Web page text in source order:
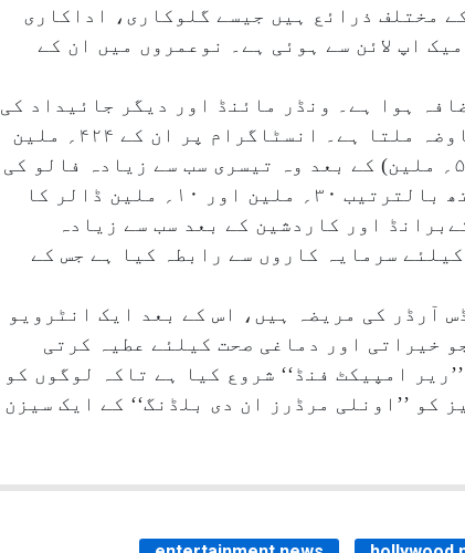
آمدنی کے مختلف ذرائع ہیں جیسے گلوکاری، اداکاری
سب سے زیادہ آمدنی ان کے ۵؍ سال پرانی میک اپ لائن سے ہوئی ہے۔ نوعمروں میں ان کے
ہوا ہے۔ ونڈر مائنڈ اور دیگر جائیداد کی
قیمتیں بھی بڑھی ہیں۔ انہیں سوشل میڈیا پر پوسٹ کرنے کا بھی معاوضہ ملتا ہے۔ انسٹاگرام پر ان کے ۴۲۴؍ ملین
فالوورز ہیں۔ کرسٹیانو رونالڈو (۶۳۸؍ ملین) اور لیونل میسی (۵۰۴؍ ملین) کے بعد وہ تیسری سب سے زیادہ فالو کی
جانے والی شخصیت ہیں۔ انہوں نے حال ہی میں پیو ما اور کوچ کے ساتھ بالترتیب ۳۰؍ ملین اور ۱۰؍ ملین ڈالر کا
اور کاردشین کے بعد سب سے زیادہ
سرمایہ کاروں سے رابطہ کیا ہے جس کے
پولر ڈس آرڈر کی مریضہ ہیں، اس کے بعد ایک انٹرویو
خیراتی اور دماغی صحت کیلئے عطیہ کرتی
کرنے کیلئے ’’ریر امپیکٹ فنڈ‘‘ شروع کیا ہے تاکہ لوگوں کو
’’اونلی مرڈرز ان دی بلڈنگ‘‘ کے ایک سیزن